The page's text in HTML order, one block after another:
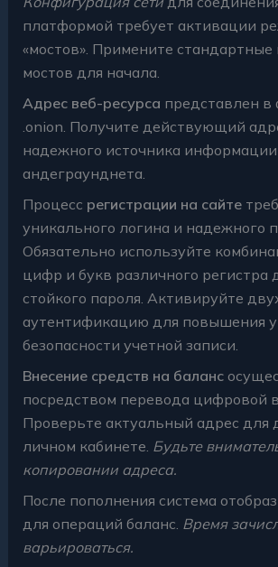
платформой требует активации
«мостов». Примените стандартные
мостов для начала.
Адрес веб-ресурса представлен в
.onion. Получите действующий
надежного источника
андеграунднета.
Процесс регистрации на сайте
уникального логина и надежного
Обязательно используйте
цифр и букв различного регистра
стойкого пароля. Активируйте
аутентификацию для повышения
безопасности учетной записи.
Внесение средств на баланс
посредством перевода цифровой
Проверьте актуальный адрес для
личном кабинете. Будьте
копировании адреса.
После пополнения система
для операций баланс. Время
варьироваться.